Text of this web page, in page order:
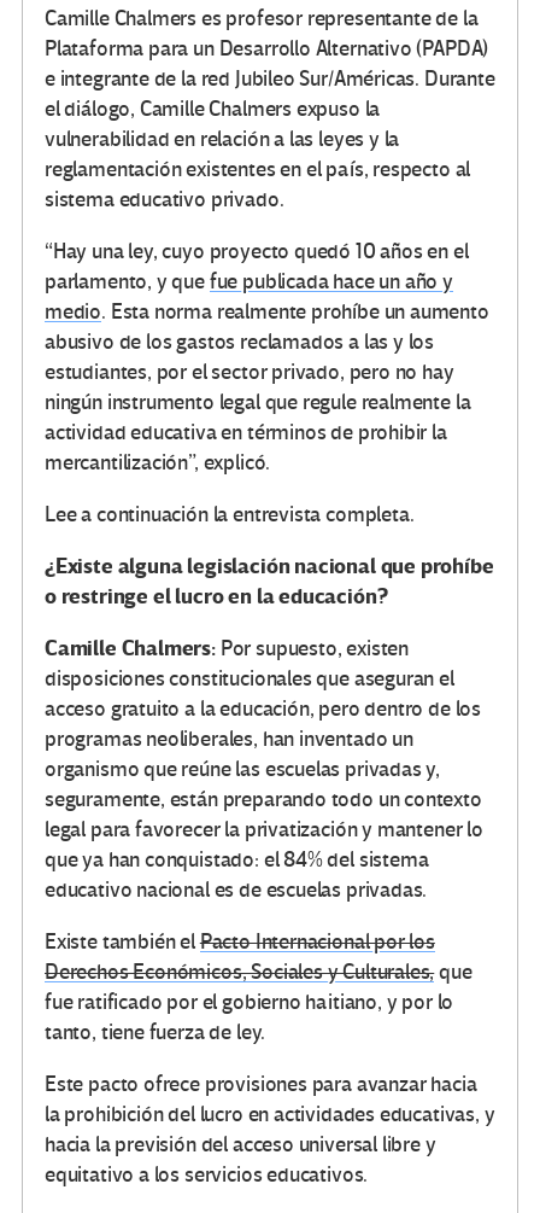
Camille Chalmers es profesor representante de la
Plataforma para un Desarrollo Alternativo (PAPDA)
e integrante de la red Jubileo Sur/Américas. Durante
el diálogo, Camille Chalmers expuso la
vulnerabilidad en relación a las leyes y la
reglamentación existentes en el país, respecto al
sistema educativo privado.
“Hay una ley, cuyo proyecto quedó 10 años en el
parlamento, y quefue publicada hace un año y
medio. Esta norma realmente prohíbe un aumento
abusivo de los gastos reclamados a las y los
estudiantes, por el sector privado, pero no hay
ningún instrumento legal que regule realmente la
actividad educativa en términos de prohibir la
mercantilización”, explicó.
Lee a continuación la entrevista completa.
¿Existe alguna legislación nacional que prohíbe
o restringe el lucro en la educación?
Camille Chalmers: Por supuesto, existen
disposiciones constitucionales que aseguran el
acceso gratuito a la educación, pero dentro de los
programas neoliberales, han inventado un
organismo que reúne las escuelas privadas y,
seguramente, están preparando todo un contexto
legal para favorecer la privatización y mantener lo
que ya han conquistado: el 84% del sistema
educativo nacional es de escuelas privadas.
Existe también elPacto Internacional por los
Derechos Económicos, Sociales y Culturales,que
fue ratificado por el gobierno haitiano, y por lo
tanto, tiene fuerza de ley.
Este pacto ofrece provisiones para avanzar hacia
la prohibición del lucro en actividades educativas, y
hacia la previsión del acceso universal libre y
equitativo a los servicios educativos.